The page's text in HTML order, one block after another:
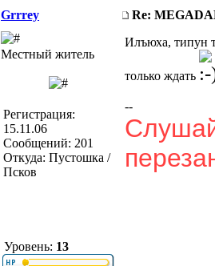
Grrrey Re:
Местный житель
Регистрация:
15.11.06
Сообщений: 201
Откуда: Пустошка /
Псков
Уровень: 13
Илъюха, типун
только ждать
--